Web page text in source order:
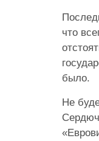
что
было.
Не